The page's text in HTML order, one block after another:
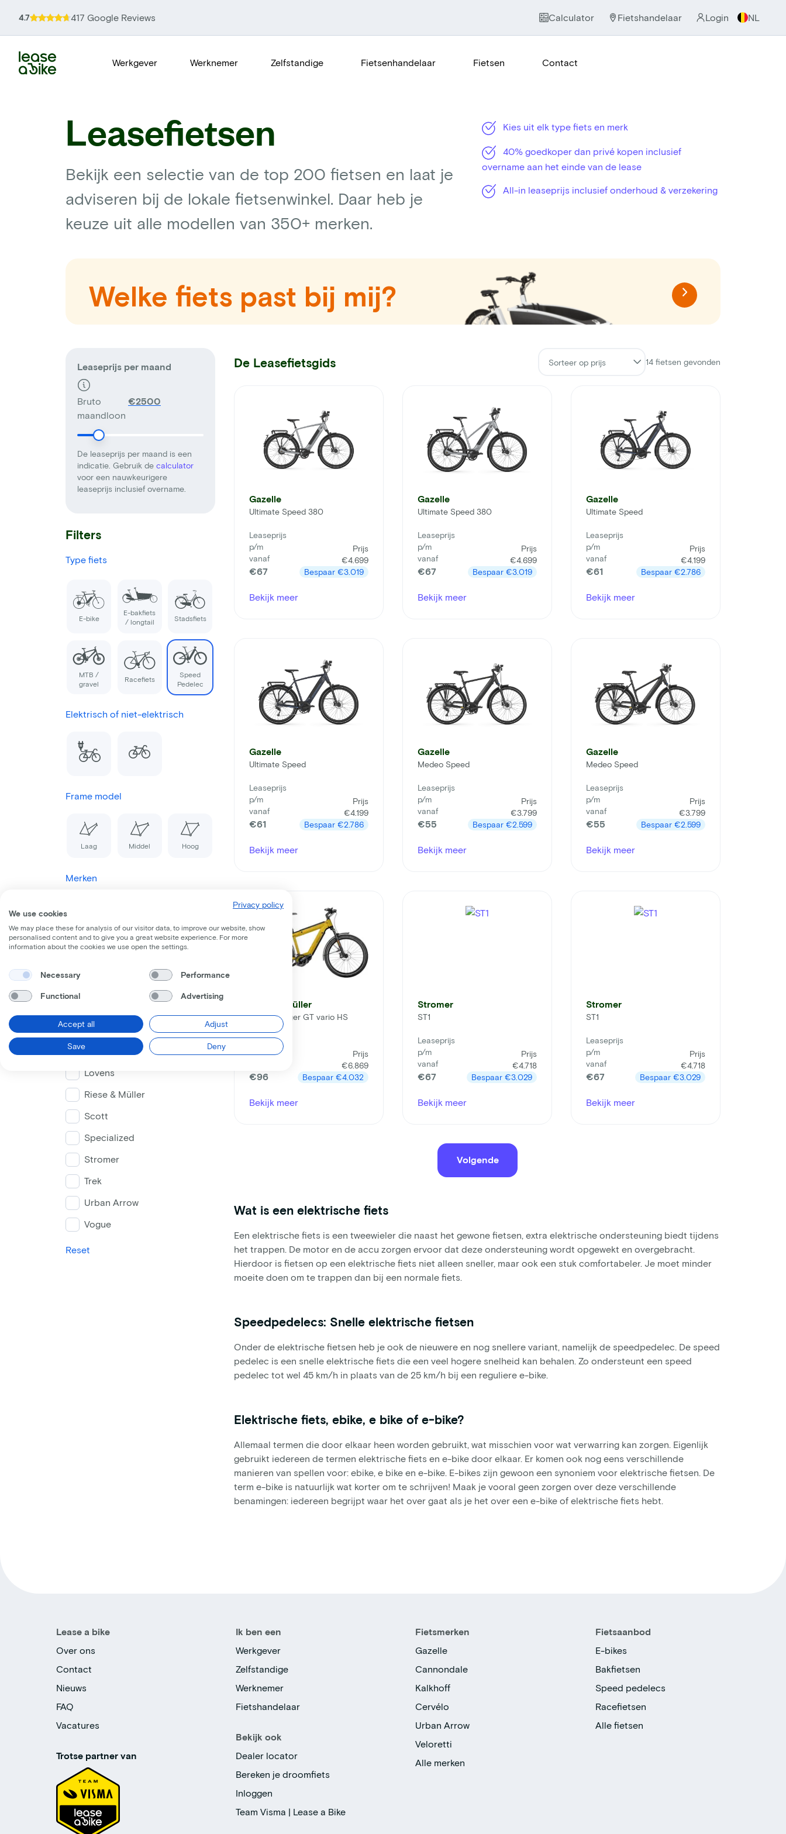
4.7 417 Google Reviews Calculator Fietshandelaar Login NL
Werkgever Werknemer Zelfstandige Fietsenhandelaar Fietsen Contact
Leasefietsen
Bekijk een selectie van de top 200 fietsen en laat je
adviseren bij de lokale fietsenwinkel. Daar heb je
keuze uit alle modellen van 350+ merken.
Kies uit elk type fiets en merk
40% goedkoper dan privé kopen inclusief
overname aan het einde van de lease
All-in leaseprijs inclusief onderhoud & verzekering
Welke fiets past bij mij?
Leaseprijs per maand
Bruto
maandloon
€
De leaseprijs per maand is een
indicatie. Gebruik de calculator
voor een nauwkeurigere
leaseprijs inclusief overname.
Filters
Type fiets
E-bike
E-bakfiets
/ longtail
Stadsfiets
MTB /
gravel
Racefiets
Speed
Pedelec
Elektrisch of niet-elektrisch
Frame model
Laag Middel Hoog
Merken
Cervelo
Kalkhoff
Koga
Lovens
Riese & Müller
Scott
Specialized
Stromer
Trek
Urban Arrow
Vogue
Reset
De Leasefietsgids 14 fietsen gevonden
Gazelle
Ultimate Speed 380
Leaseprijs
p/m
vanaf
€67
Prijs
€4.699
Bespaar €3.019
Bekijk meer
Gazelle
Ultimate Speed 380
Leaseprijs
p/m
vanaf
€67
Prijs
€4.699
Bespaar €3.019
Bekijk meer
Gazelle
Ultimate Speed
Leaseprijs
p/m
vanaf
€61
Prijs
€4.199
Bespaar €2.786
Bekijk meer
Gazelle
Ultimate Speed
Leaseprijs
p/m
vanaf
€61
Prijs
€4.199
Bespaar €2.786
Bekijk meer
Gazelle
Medeo Speed
Leaseprijs
p/m
vanaf
€55
Prijs
€3.799
Bespaar €2.599
Bekijk meer
Gazelle
Medeo Speed
Leaseprijs
p/m
vanaf
€55
Prijs
€3.799
Bespaar €2.599
Bekijk meer
Riese & Müller
Supercharger GT vario HS
Leaseprijs
€96
Prijs
€6.869
Bespaar €4.032
Bekijk meer
Stromer
ST1
Leaseprijs
p/m
vanaf
€67
Prijs
€4.718
Bespaar €3.029
Bekijk meer
Stromer
ST1
Leaseprijs
p/m
vanaf
€67
Prijs
€4.718
Bespaar €3.029
Bekijk meer
Volgende
Wat is een elektrische fiets
Een elektrische fiets is een tweewieler die naast het gewone fietsen, extra elektrische ondersteuning biedt tijdens
het trappen. De motor en de accu zorgen ervoor dat deze ondersteuning wordt opgewekt en overgebracht.
Hierdoor is fietsen op een elektrische fiets niet alleen sneller, maar ook een stuk comfortabeler. Je moet minder
moeite doen om te trappen dan bij een normale fiets.
Speedpedelecs: Snelle elektrische fietsen
Onder de elektrische fietsen heb je ook de nieuwere en nog snellere variant, namelijk de speedpedelec. De speed
pedelec is een snelle elektrische fiets die een veel hogere snelheid kan behalen. Zo ondersteunt een speed
pedelec tot wel 45 km/h in plaats van de 25 km/h bij een reguliere e-bike.
Elektrische fiets, ebike, e bike of e-bike?
Allemaal termen die door elkaar heen worden gebruikt, wat misschien voor wat verwarring kan zorgen. Eigenlijk
gebruikt iedereen de termen elektrische fiets en e-bike door elkaar. Er komen ook nog eens verschillende
manieren van spellen voor: ebike, e bike en e-bike. E-bikes zijn gewoon een synoniem voor elektrische fietsen. De
term e-bike is natuurlijk wat korter om te schrijven! Maak je vooral geen zorgen over deze verschillende
benamingen: iedereen begrijpt waar het over gaat als je het over een e-bike of elektrische fiets hebt.
Lease a bike
Over ons
Contact
Nieuws
FAQ
Vacatures
Trotse partner van
Ik ben een
Werkgever
Zelfstandige
Werknemer
Fietshandelaar
Bekijk ook
Dealer locator
Bereken je droomfiets
Inloggen
Team Visma | Lease a Bike
Fietsmerken
Gazelle
Cannondale
Kalkhoff
Cervélo
Urban Arrow
Veloretti
Alle merken
Fietsaanbod
E-bikes
Bakfietsen
Speed pedelecs
Racefietsen
Alle fietsen
Privacy policy
We use cookies
We may place these for analysis of our visitor data, to improve our website, show
personalised content and to give you a great website experience. For more
information about the cookies we use open the settings.
Necessary Performance
Functional Advertising
Accept all Adjust
Save Deny